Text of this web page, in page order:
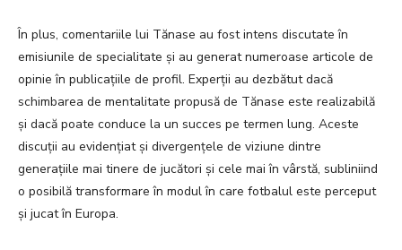
În plus, comentariile lui Tănase au fost intens discutate în
emisiunile de specialitate și au generat numeroase articole de
opinie în publicațiile de profil. Experții au dezbătut dacă
schimbarea de mentalitate propusă de Tănase este realizabilă
și dacă poate conduce la un succes pe termen lung. Aceste
discuții au evidențiat și divergențele de viziune dintre
generațiile mai tinere de jucători și cele mai în vârstă, subliniind
o posibilă transformare în modul în care fotbalul este perceput
și jucat în Europa.